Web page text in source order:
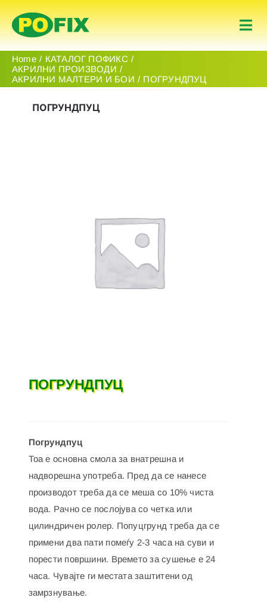
Skip
to
content
Почеток
Home
КАТАЛОГ ПОФИКС
АКРИЛНИ ПРОИЗВОДИ
АКРИЛНИ МАЛТЕРИ И БОИ
ПОГРУНДПУЦ
ПОГРУНДПУЦ
ПОГРУНДПУЦ
Погрундпуц
Тоа е основна смола за внатрешна и
надворешна употреба. Пред да се нанесе
производот треба да се меша со 10% чиста
вода. Рачно се послојува со четка или
цилиндричен ролер. Попуцгрунд треба да се
примени два пати помеѓу 2-3 часа на суви и
порести површини. Времето за сушење е 24
часа. Чувајте ги местата заштитени од
замрзнување.